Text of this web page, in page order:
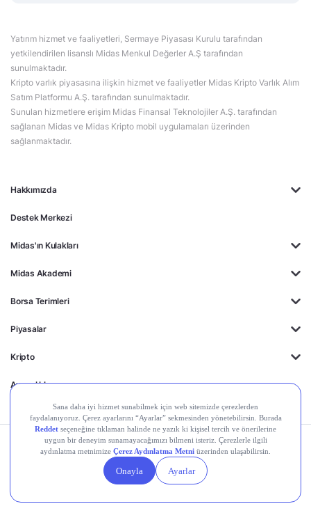
Hakkımızda
Destek Merkezi
Midas'ın Kulakları
Midas Akademi
Borsa Terimleri
Piyasalar
Kripto
Ayrıcalıklar
Yatırım hizmet ve faaliyetleri, Sermaye Piyasası Kurulu tarafından
yetkilendirilen lisanslı Midas Menkul Değerler A.Ş tarafından
sunulmaktadır.
Kripto varlık piyasasına ilişkin hizmet ve faaliyetler Midas Kripto Varlık Alım
Satım Platformu A.Ş. tarafından sunulmaktadır.
Sunulan hizmetlere erişim Midas Finansal Teknolojiler A.Ş. tarafından
sağlanan Midas ve Midas Kripto mobil uygulamaları üzerinden
sağlanmaktadır.
Kişisel Verilerin
Gizlilik
Politikası
Yasal
Duyurular
Çerez